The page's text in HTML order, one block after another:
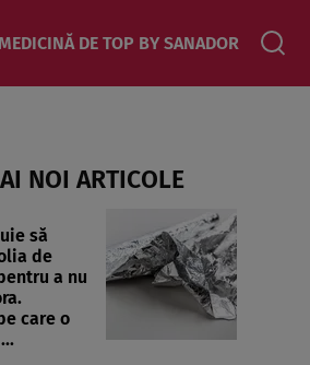
DE TOP BY SANADOR
NOI ARTICOLE
să
de
a nu
care o